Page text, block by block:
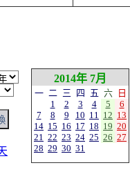
2014年 7月
一 二 三 四 五 六
日
1
2 3 4 5
6
7
8 9 10 11 12 13
14 15 16 17 18 19 20
21 22 23 24 25 26 27
28 29 30 31